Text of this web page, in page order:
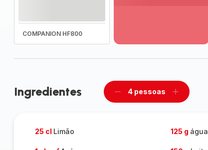
COMPANION HF800
Descubra
-
Ingredientes
Remover
4 pessoas
Adicionar
25 cl Limão 125 g água